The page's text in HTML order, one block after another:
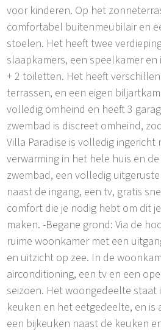
voor kinderen. Op het
comfortabel buitenmeubilair en
stoelen. Het heeft twee
slaapkamers, een speelkamer
+ 2 toiletten. Het heeft
terrassen, en een eigen
volledig omheind en heeft 3
zwembad is discreet omheind,
Villa Paradise is volledig ingericht
verwarming in het hele huis en
zwembad, een volledig
naast de ingang, een tv, gratis
comfort die je nodig hebt om dit
maken. -Begane grond: Via de
ruime woonkamer met een
en uitzicht op zee. In de
airconditioning, een tv en een
seizoen. Het woongedeelte staat
keuken en het eetgedeelte, en is
een bijkeuken naast de keuken